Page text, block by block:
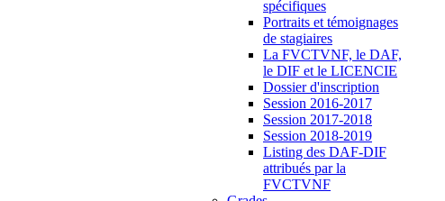
spécifiques
Portraits et témoignages
de stagiaires
La FVCTVNF, le DAF,
le DIF et le LICENCIE
Dossier d'inscription
Session 2016-2017
Session 2017-2018
Session 2018-2019
Listing des DAF-DIF
attribués par la
FVCTVNF